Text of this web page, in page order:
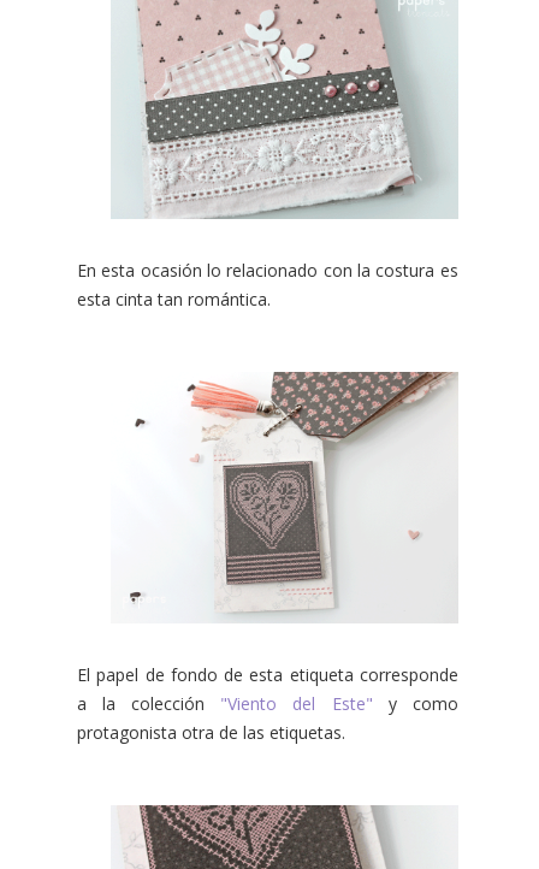
En esta ocasión lo relacionado con la costura es
esta cinta tan romántica.
El papel de fondo de esta etiqueta corresponde
a la colección "Viento del Este" y como
protagonista otra de las etiquetas.